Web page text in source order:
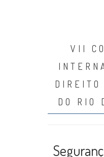
VII
DIREITO
DO RIO